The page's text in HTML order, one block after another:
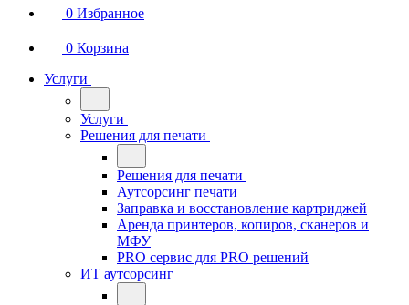
0 Избранное
0 Корзина
Услуги
Услуги
Решения для печати
Решения для печати
Аутсорсинг печати
Заправка и восстановление картриджей
Аренда принтеров, копиров, сканеров и
МФУ
PRO сервис для PRO решений
ИТ аутсорсинг